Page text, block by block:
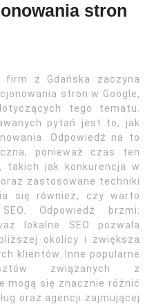
stron
z Gdańska zaczyna
stron w Google,
tego tematu.
pytań jest to, jak
Odpowiedź na to
ponieważ czas ten
takich jak konkurencja w
zastosowane techniki
się również, czy warto
Odpowiedź brzmi:
lokalne SEO pozwala
okolicy i zwiększa
klientów. Inne popularne
związanych z
mogą się znacznie różnić
oraz agencji zajmującej